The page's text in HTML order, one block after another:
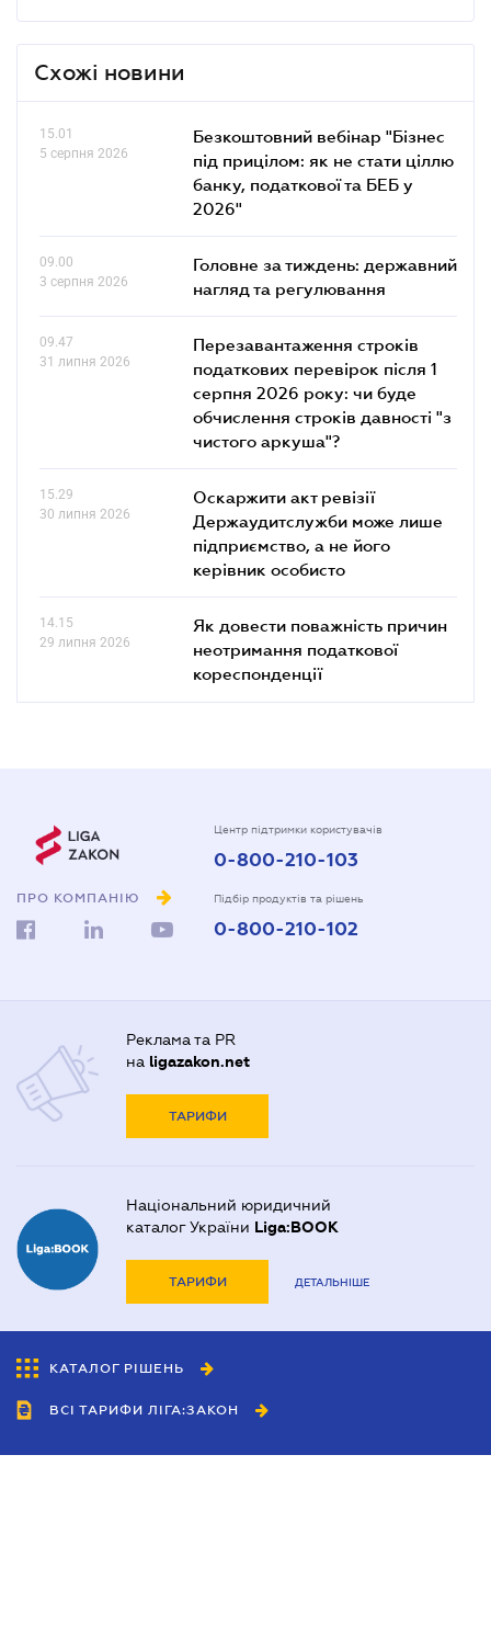
Схожі новини
15.01
5 серпня 2026
Безкоштовний вебінар "Бізнес
під прицілом: як не стати ціллю
банку, податкової та БЕБ у
2026"
09.00
3 серпня 2026
Головне за тиждень: державний
нагляд та регулювання
09.47
31 липня 2026
Перезавантаження строків
податкових перевірок після 1
серпня 2026 року: чи буде
обчислення строків давності "з
чистого аркуша"?
15.29
30 липня 2026
Оскаржити акт ревізії
Держаудитслужби може лише
підприємство, а не його
керівник особисто
14.15
29 липня 2026
Як довести поважність причин
неотримання податкової
кореспонденції
ПРО КОМПАНІЮ
Центр підтримки користувачів
0-800-210-103
Підбір продуктів та рішень
0-800-210-102
Реклама та PR
на ligazakon.net
ТАРИФИ
Національний юридичний
каталог України Liga:BOOK
ТАРИФИ ДЕТАЛЬНІШЕ
КАТАЛОГ РІШЕНЬ
ВСІ ТАРИФИ ЛІГА:ЗАКОН